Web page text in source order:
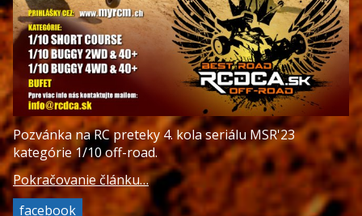
Pozvánka na RC preteky 4. kola seriálu MSR'23
kategórie 1/10 off-road.
Pokračovanie článku…
facebook